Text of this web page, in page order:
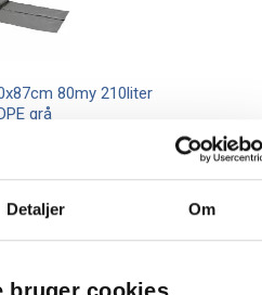
Detaljer Om
80my 210liter
grå